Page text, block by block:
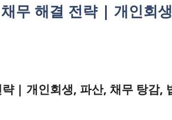
무 해결 전략 | 개인회
| 개인회생, 파산, 채무 탕감,